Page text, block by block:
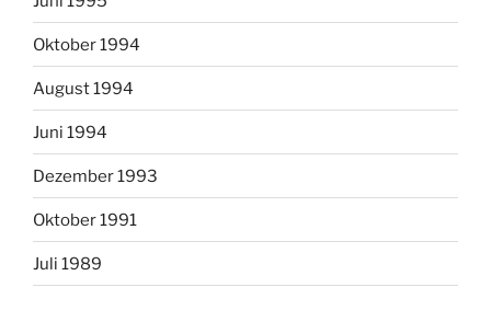
Oktober 1994
August 1994
Juni 1994
Dezember 1993
Oktober 1991
Juli 1989